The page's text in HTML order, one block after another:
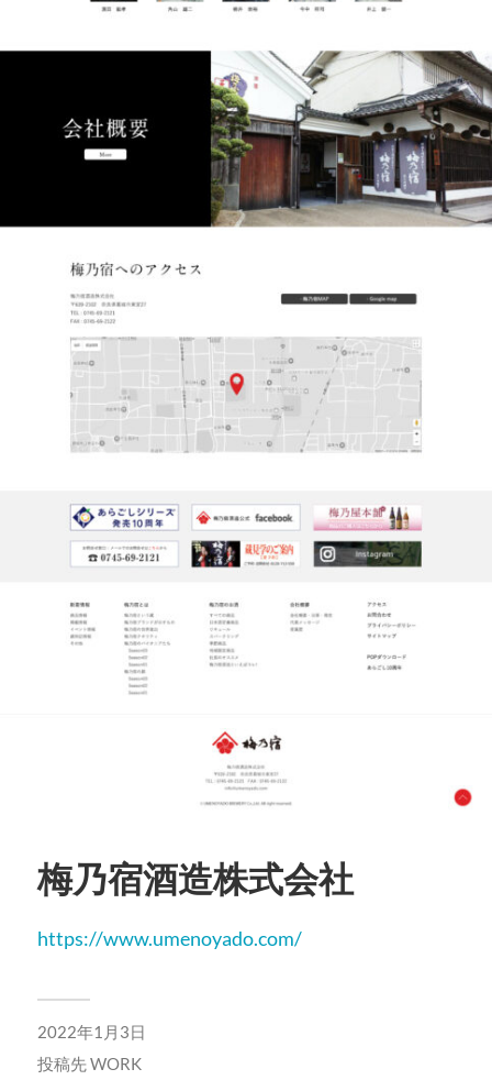
梅乃宿酒造株式会社
https://www.umenoyado.com/
2022年1月3日
投稿先WORK